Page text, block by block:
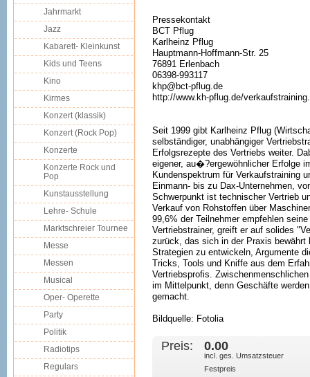
Pressekontakt
BCT Pflug
Karlheinz Pflug
Hauptmann-Hoffmann-Str. 25
76891 Erlenbach
06398-993117
khp@bct-pflug.de
http://www.kh-pflug.de/
Seit 1999 gibt Karlheinz Pflug
selbständiger, unabhängiger
Erfolgsrezepte des Vertriebs weiter.
eigener, au�?ergewöhnlicher Erfolge
Kundenspektrum für Verkaufstraining
Einmann- bis zu Dax-Unternehmen,
Schwerpunkt ist technischer Vertrieb
Verkauf von Rohstoffen über
99,6% der Teilnehmer empfehlen
Vertriebstrainer, greift er auf solides
zurück, das sich in der Praxis bewährt
Strategien zu entwickeln, Argumente
Tricks, Tools und Kniffe aus dem
Vertriebsprofis.
im Mittelpunkt, denn Geschäfte
gemacht.
Bildquelle: Fotolia
Preis: 0.00 
incl. ges. Umsatzsteuer
Festpreis
Jahrmarkt
Jazz
Kabarett- Kleinkunst
Kids und Teens
Kino
Kirmes
Konzert (klassik)
Konzert (Rock Pop)
Konzerte
Konzerte Rock und
Pop
Kunstausstellung
Lehre- Schule
Marktschreier Tournee
Messe
Messen
Musical
Oper- Operette
Party
Politik
Radiotips
Regulars